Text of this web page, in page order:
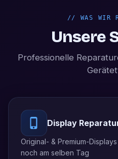
// WAS WIR
Unsere
Professionelle
Display
Original- & Premium-
noch am selben Tag